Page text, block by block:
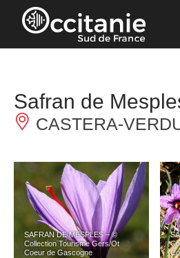
Panneau de gestion des cookies
Safran de
CASTERA-
SAFRAN DE MESPLES – ©
Collection Tourisme Gers/Ot
Coeur de Gascogne